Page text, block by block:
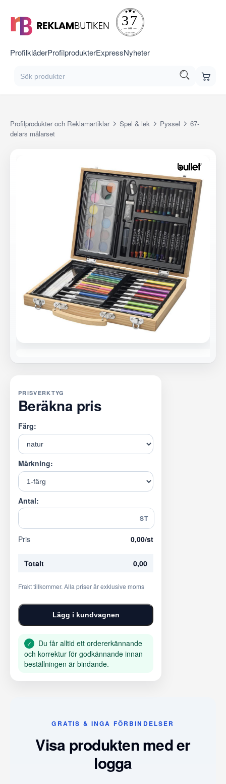
ProfilkläderProfilprodukterExpressNyheter
Profilprodukter och Reklamartiklar Spel & lek Pyssel
67-
delars målarset
PRISVERKTYG
Beräkna pris
Färg:
Märkning:
Antal:
ST
Pris 0,00/st
Totalt 0,00
Frakt tillkommer. Alla priser är exklusive moms
Lägg i kundvagnen
✓
Du får alltid ett ordererkännande
och korrektur för godkännande innan
beställningen är bindande.
GRATIS & INGA FÖRBINDELSER
Visa produkten med er
logga